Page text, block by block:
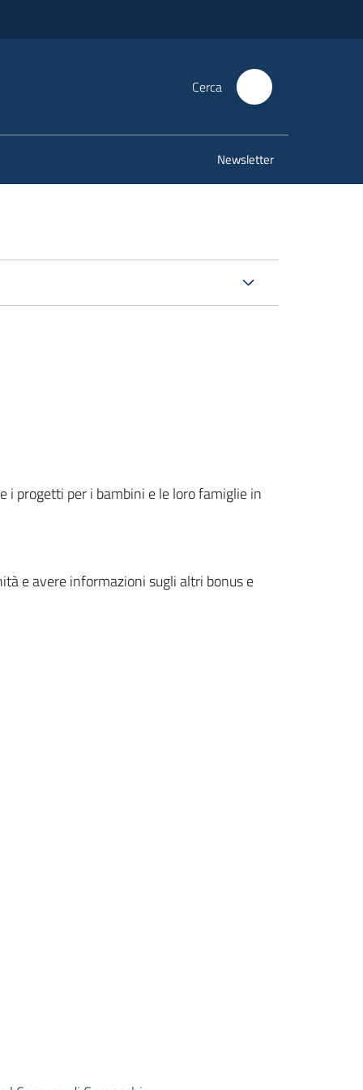
Cerca
Newsletter
progetti per i bambini e le loro famiglie in
e avere informazioni sugli altri bonus e